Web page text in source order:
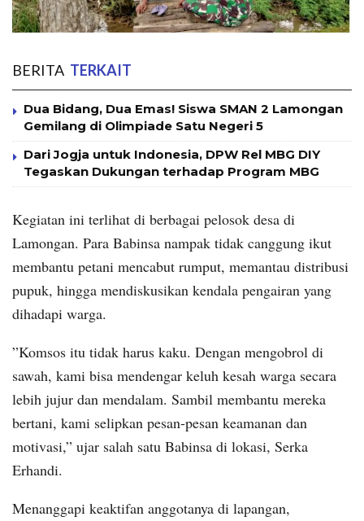
BERITA TERKAIT
Dua Bidang, Dua Emas! Siswa SMAN 2 Lamongan
Gemilang di Olimpiade Satu Negeri 5
Dari Jogja untuk Indonesia, DPW Rel MBG DIY
Tegaskan Dukungan terhadap Program MBG
​Kegiatan ini terlihat di berbagai pelosok desa di
Lamongan. Para Babinsa nampak tidak canggung ikut
membantu petani mencabut rumput, memantau distribusi
pupuk, hingga mendiskusikan kendala pengairan yang
dihadapi warga.
​”Komsos itu tidak harus kaku. Dengan mengobrol di
sawah, kami bisa mendengar keluh kesah warga secara
lebih jujur dan mendalam. Sambil membantu mereka
bertani, kami selipkan pesan-pesan keamanan dan
motivasi,” ujar salah satu Babinsa di lokasi, Serka
Erhandi.
​Menanggapi keaktifan anggotanya di lapangan,